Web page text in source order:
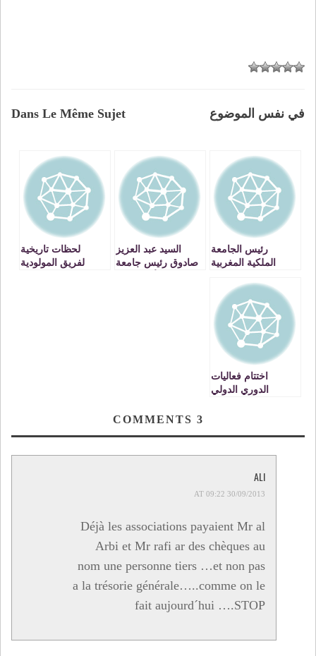
Dans Le Même Sujet في نفس الموضوع
رئيس الجامعة
الملكية المغربية
استضافة وجدة
سيتي.VIDEOS
السيد عبد العزيز
صادوق رئيس جامعة
لحظات تاريخية
لفريق المولودية
اختتام فعاليات
الدوري الدولي
3
ALI
30/09/2013 AT 09:22
Déjà les associations payaient Mr al
Arbi et Mr rafi ar des chèques au
nom une personne tiers …et non pas
a la trésorie générale…..comme on le
fait aujourd´hui ….STOP